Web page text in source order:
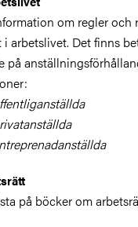
om regler och
arbetslivet. Det finns
på
på böcker om